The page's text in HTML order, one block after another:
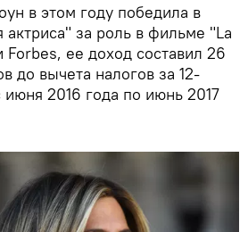
в этом году победила в
за роль в фильме "La
Forbes, ее доход составил 26
до вычета налогов за 12-
2016 года по июнь 2017